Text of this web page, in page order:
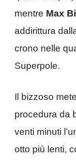
mentre Max
addirittura
crono nelle
Superpole.
Il bizzoso
procedura da
venti minuti
otto più lenti,